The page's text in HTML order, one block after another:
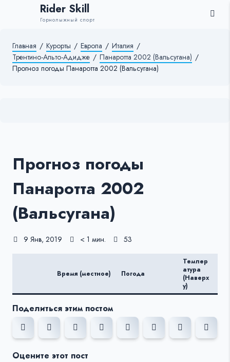
Rider Skill
Горнолыжный спорт
Главная / Курорты / Европа / Италия /
Трентино-Альто-Адидже / Панаротта 2002 (Вальсугана) /
Прогноз погоды Панаротта 2002 (Вальсугана)
Прогноз погоды
Панаротта 2002
(Вальсугана)
9 Янв, 2019 < 1 мин. 53
Время (местное) Погода
Темпер
атура
(Наверх
у)
Поделиться этим постом
Оцените этот пост